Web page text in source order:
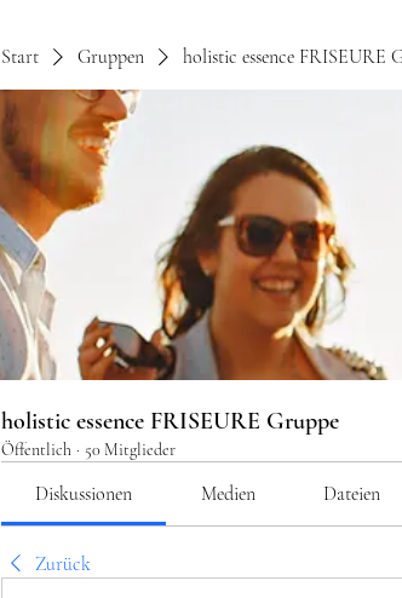
Start Gruppen holistic essence FRISEURE
holistic essence FRISEURE Gruppe
Öffentlich · 50 Mitglieder
Diskussionen Medien Dateien
Zurück